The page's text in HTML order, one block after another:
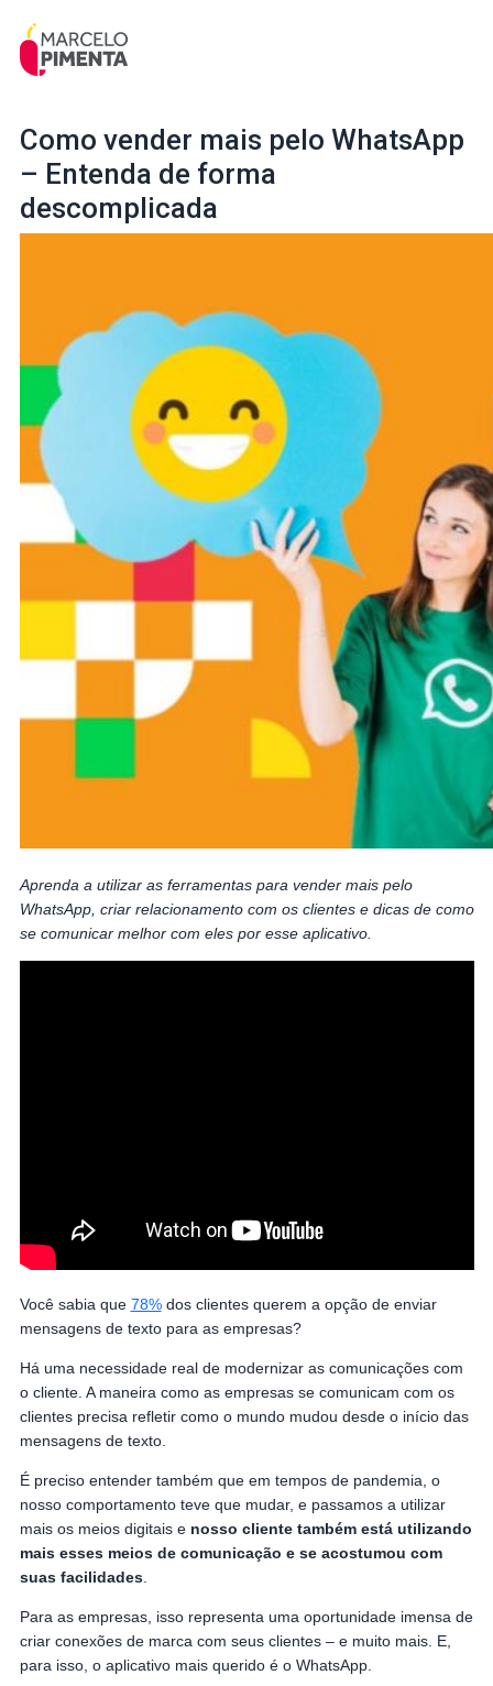
Como vender mais pelo WhatsApp
– Entenda de forma
descomplicada
Aprenda a utilizar as ferramentas para vender mais pelo
WhatsApp, criar relacionamento com os clientes e dicas de como
se comunicar melhor com eles por esse aplicativo.
Você sabia que 78%dos clientes querem a opção de enviar
mensagens de texto para as empresas?
Há uma necessidade real de modernizar as comunicações com
o cliente. A maneira como as empresas se comunicam com os
clientes precisa refletir como o mundo mudou desde o início das
mensagens de texto.
É preciso entender também que em tempos de pandemia, o
nosso comportamento teve que mudar, e passamos a utilizar
mais os meios digitais e nosso cliente também está utilizando
mais esses meios de comunicação e se acostumou com
suas facilidades.
Para as empresas, isso representa uma oportunidade imensa de
criar conexões de marca com seus clientes – e muito mais. E,
para isso, o aplicativo mais querido é o WhatsApp.